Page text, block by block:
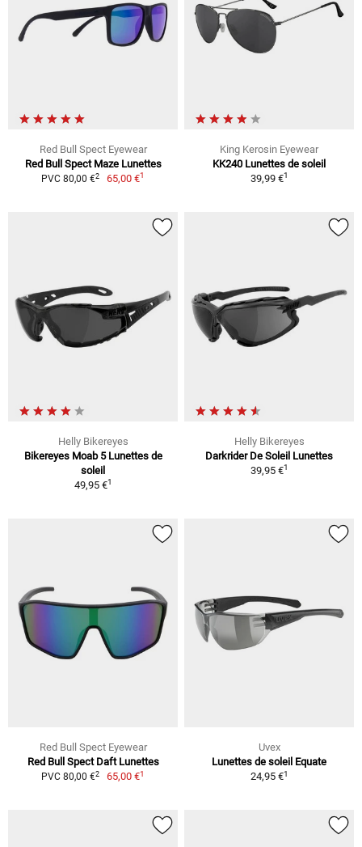
Red Bull Spect Eyewear
Red Bull Spect Maze Lunettes
PVC 80,00 €2 65,00 €1
King Kerosin Eyewear
KK240 Lunettes de soleil
39,99 €1
Helly Bikereyes
Bikereyes Moab 5 Lunettes de
soleil
49,95 €1
Helly Bikereyes
Darkrider De Soleil Lunettes
39,95 €1
Red Bull Spect Eyewear
Red Bull Spect Daft Lunettes
PVC 80,00 €2 65,00 €1
Uvex
Lunettes de soleil Equate
24,95 €1